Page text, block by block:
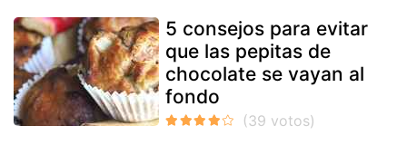
5 consejos para evitar
que las pepitas de
chocolate se vayan al
fondo